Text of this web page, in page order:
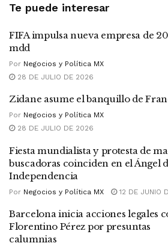
Te puede interesar
FIFA impulsa nueva empresa de
mdd
Por Negocios y Política MX
28 DE JULIO DE 2026
Zidane asume el banquillo de
Por Negocios y Política MX
28 DE JULIO DE 2026
Fiesta mundialista y protesta de
buscadoras coinciden en el Ángel
Independencia
Por Negocios y Política MX 12 DE JUNIO
Barcelona inicia acciones legales
Florentino Pérez por presuntas
calumnias